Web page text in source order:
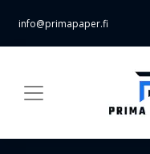
info@primapaper.fi